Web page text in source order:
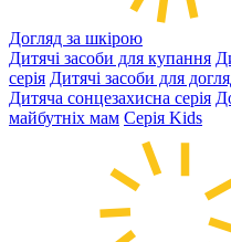
Догляд за шкірою
Дитячі засоби для купання
серія Дитячі засоби для
Дитяча сонцезахисна серія
майбутніх мам Серія Kids